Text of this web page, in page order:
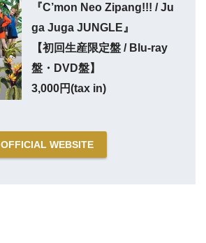
『C’mon Neo Zipang!!! / Ju
ga Juga JUNGLE』
【初回生産限定盤 / Blu-ray
盤・DVD盤】
3,000円(tax in)
OFFICIAL WEBSITE